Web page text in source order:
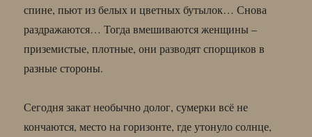
спине, пьют из белых и цветных бутылок… Снова
раздражаются… Тогда вмешиваются женщины –
приземистые, плотные, они разводят спорщиков в
разные стороны.
Сегодня закат необычно долог, сумерки всё не
кончаются, место на горизонте, где утонуло солнце,